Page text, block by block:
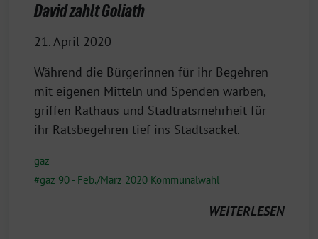
David zahlt Goliath
21. April 2020
Während die Bürgerinnen für ihr Begehren
mit eigenen Mitteln und Spenden warben,
griffen Rathaus und Stadtratsmehrheit für
ihr Ratsbegehren tief ins Stadtsäckel.
gaz
gaz 90 - Feb./März 2020 Kommunalwahl
WEITERLESEN